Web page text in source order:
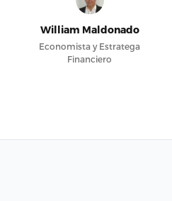
William Maldonado
Economista y Estratega
Financiero